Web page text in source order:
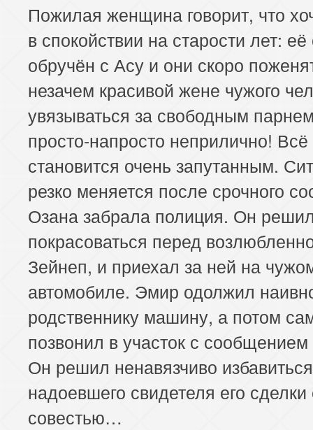
Пожилая женщина говорит, что
в спокойствии на старости лет:
обручён с Асу и они скоро
незачем красивой жене чужого
увязываться за свободным
просто-напросто неприлично! Всё
становится очень запутанным.
резко меняется после срочного
Озана забрала полиция. Он
покрасоваться перед
Зейнеп, и приехал за ней на
автомобиле. Эмир одолжил
родственнику машину, а потом
позвонил в участок с сообщением
Он решил ненавязчиво
надоевшего свидетеля его сделки
совестью…